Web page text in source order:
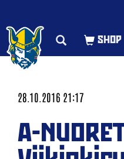
28.10.2016 21:17
A-